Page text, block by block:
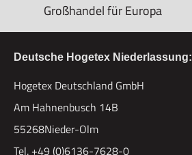
Großhandel für Europa
Deutsche Hogetex Niederlassung:
Hogetex Deutschland GmbH
Am Hahnenbusch 14B
55268Nieder-Olm
Tel. +49 (0)6136-7628-0